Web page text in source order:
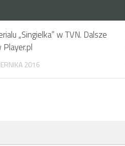
„Singielka” w TVN. Dalsze
2016